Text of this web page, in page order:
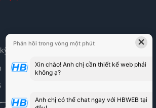
thuật)
×
Phản hồi trong vòng một phút
Xin chào! Anh chị cần thiết kế web phải
không ạ?
Anh chị có thể chat ngay với HBWEB tại